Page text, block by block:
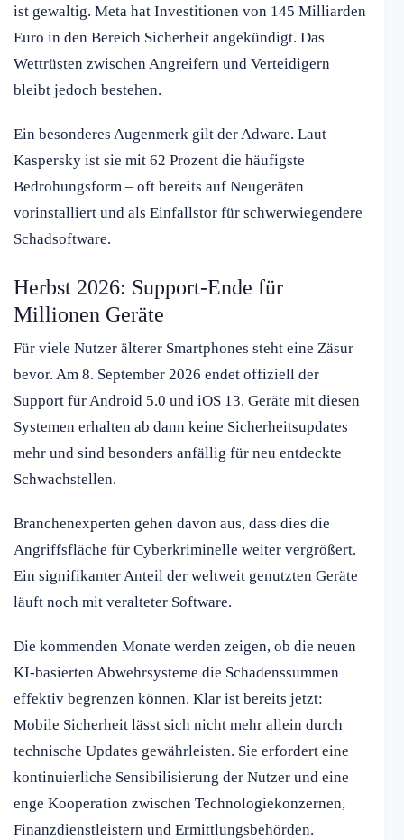
ist gewaltig. Meta hat Investitionen von 145 Milliarden
Euro in den Bereich Sicherheit angekündigt. Das
Wettrüsten zwischen Angreifern und Verteidigern
bleibt jedoch bestehen.
Ein besonderes Augenmerk gilt der Adware. Laut
Kaspersky ist sie mit 62 Prozent die häufigste
Bedrohungsform – oft bereits auf Neugeräten
vorinstalliert und als Einfallstor für schwerwiegendere
Schadsoftware.
Herbst 2026: Support-Ende für
Millionen Geräte
Für viele Nutzer älterer Smartphones steht eine Zäsur
bevor. Am 8. September 2026 endet offiziell der
Support für Android 5.0 und iOS 13. Geräte mit diesen
Systemen erhalten ab dann keine Sicherheitsupdates
mehr und sind besonders anfällig für neu entdeckte
Schwachstellen.
Branchenexperten gehen davon aus, dass dies die
Angriffsfläche für Cyberkriminelle weiter vergrößert.
Ein signifikanter Anteil der weltweit genutzten Geräte
läuft noch mit veralteter Software.
Die kommenden Monate werden zeigen, ob die neuen
KI-basierten Abwehrsysteme die Schadenssummen
effektiv begrenzen können. Klar ist bereits jetzt:
Mobile Sicherheit lässt sich nicht mehr allein durch
technische Updates gewährleisten. Sie erfordert eine
kontinuierliche Sensibilisierung der Nutzer und eine
enge Kooperation zwischen Technologiekonzernen,
Finanzdienstleistern und Ermittlungsbehörden.